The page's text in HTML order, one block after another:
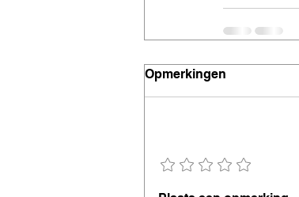
Opmerkingen